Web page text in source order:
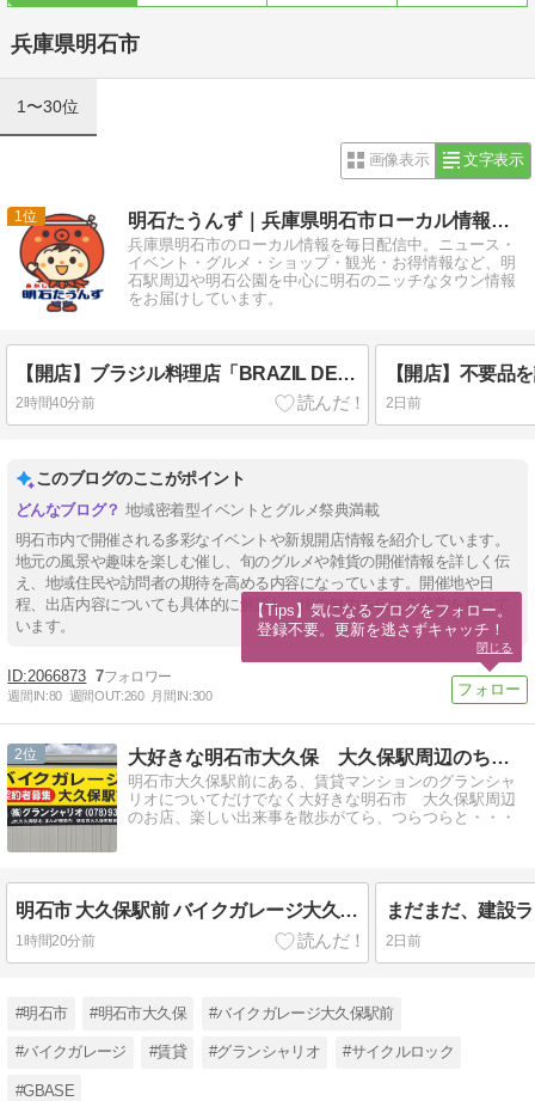
兵庫県明石市
1〜30位
画像表示 文字表示
1 明石たうんず｜兵庫県明石市ローカル情報を毎日配信
兵庫県明石市のローカル情報を毎日配信中。ニュース・
イベント・グルメ・ショップ・観光・お得情報など、明
石駅周辺や明石公園を中心に明石のニッチなタウン情報
をお届けしています。
【開店】ブラジル料理店「BRAZIL DE FILIPPIS」がジェノバライン明石港北にオープンしてた
2時間40分前 2日前
このブログのここがポイント
地域密着型イベントとグルメ祭典満載
明石市内で開催される多彩なイベントや新規開店情報を紹介しています。
地元の風景や趣味を楽しむ催し、旬のグルメや雑貨の開催情報を詳しく伝
え、地域住民や訪問者の期待を高める内容になっています。開催地や日
程、出店内容についても具体的に解説し、街の魅力を伝える役割を担って
います。
2066873 7
週間IN:80 週間OUT:260 月間IN:300
2 大好きな明石市大久保 大久保駅周辺のちょっとした情報
明石市大久保駅前にある、賃貸マンションのグランシャ
リオについてだけでなく大好きな明石市 大久保駅周辺
のお店、楽しい出来事を散歩がてら、つらつらと・・・
明石市 大久保駅前 バイクガレージ大久保駅前Ⅲ のぼりを新調しました！！
1時間20分前 2日前
#明石市 #明石市大久保 #バイクガレージ大久保駅前
#バイクガレージ #賃貸 #グランシャリオ #サイクルロック
#GBASE
【Tips】気になるブログをフォロー。
登録不要。更新を逃さずキャッチ！
閉じる